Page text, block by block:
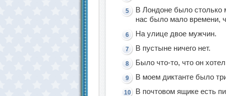
В Лондоне было столько
нас было мало времени,
На улице двое мужчин.
В пустыне ничего нет.
Было что-то, что он
В моем диктанте было
В почтовом ящике есть